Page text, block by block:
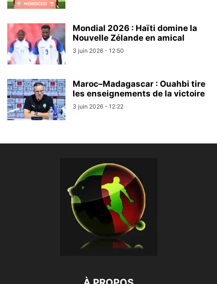
Mondial 2026 : Haïti domine la
Nouvelle Zélande en amical
3 juin 2026 - 12:50
Maroc–Madagascar : Ouahbi tire
les enseignements de la victoire
3 juin 2026 - 12:22